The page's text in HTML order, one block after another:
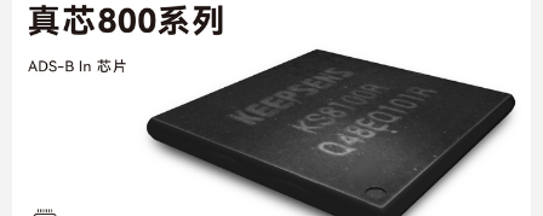
RFID、GB RFID、ISO RFID）探索的企业，具有自主
研发的2.45G有源RFID、800/900MHz无源RFID两大产
品系，涵盖多种类、多形态的多款电子标签、读写器
产品。适用于仓储、物流、资产管理等各领域应用。